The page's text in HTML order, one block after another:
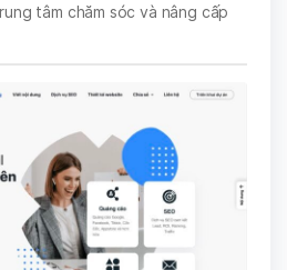
tâm chăm sóc và nâng cấp